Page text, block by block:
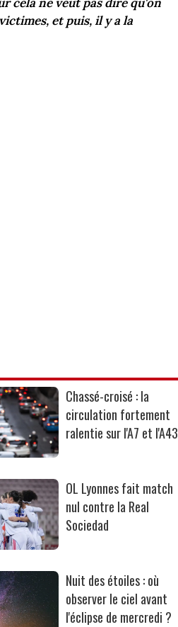
et puis, il y a la
Chassé-croisé : la
circulation fortement
ralentie sur l'A7 et l'A43
OL Lyonnes fait match
nul contre la Real
Sociedad
Nuit des étoiles : où
observer le ciel avant
l'éclipse de mercredi ?